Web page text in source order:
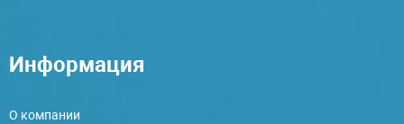
Информация
О компании